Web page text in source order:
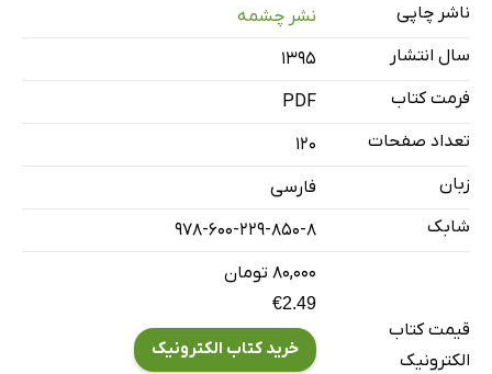
ناشر چاپی
نشر چشمه
سال انتشار
۱۳۹۵
فرمت کتاب
PDF
تعداد صفحات
120
زبان
فارسی
شابک
978-600-229-850-8
قیمت کتاب
الکترونیک
۸۰,۰۰۰ تومان
€2.49
خرید کتاب الکترونیک